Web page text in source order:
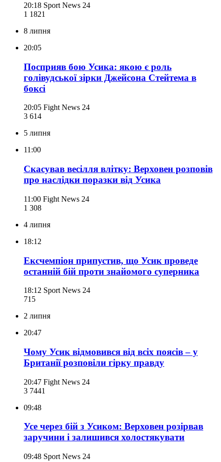
20:18 Sport News 24
1 1821
8 липня
20:05
Посприяв бою Усика: якою є роль
голівудської зірки Джейсона Стейтема в
боксі
20:05 Fight News 24
3 614
5 липня
11:00
Скасував весілля влітку: Верховен розповів
про наслідки поразки від Усика
11:00 Fight News 24
1 308
4 липня
18:12
Ексчемпіон припустив, що Усик проведе
останній бій проти знайомого суперника
18:12 Sport News 24
715
2 липня
20:47
Чому Усик відмовився від всіх поясів – у
Британії розповіли гірку правду
20:47 Fight News 24
3 7441
09:48
Усе через бій з Усиком: Верховен розірвав
заручини і залишився холостякувати
09:48 Sport News 24